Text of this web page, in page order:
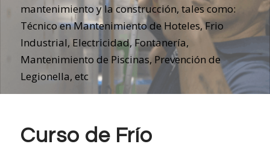
mantenimiento y la construcción, tales como:
Técnico en Mantenimiento de Hoteles, Frio
Industrial, Electricidad, Fontanería,
Mantenimiento de Piscinas, Prevención de
Legionella, etc
Curso de Frío